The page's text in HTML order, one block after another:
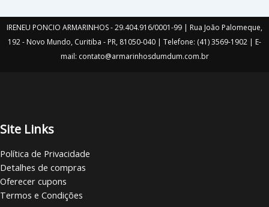
IRENEU PONCIO ARMARINHOS - 29.404.916/0001-99 | Rua João Palomeque,
192 - Novo Mundo, Curitiba - PR, 81050-040 | Telefone: (41) 3569-1902 | E-
mail: contato@armarinhosdumdum.com.br
Site Links
Política de Privacidade
Detalhes de compras
Oferecer cupons
Termos e Condições